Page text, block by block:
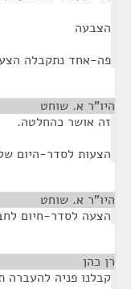
הצבעה
פה-אחד נתקבלה
היו"ר א. שוחט
זה אושר כהחלטה.
הצעות לסדר-היום
היו"ר א. שוחט
הצעה לסדר-חיום
רן כהן
קבלנו פניה להעברה תקציבית